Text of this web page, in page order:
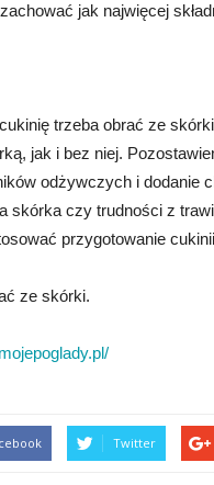
jak najwięcej
trzeba obrać ze
jak i bez niej.
odżywczych i dodanie
skórka czy trudności z
przygotowanie
ze skórki.
Twitter